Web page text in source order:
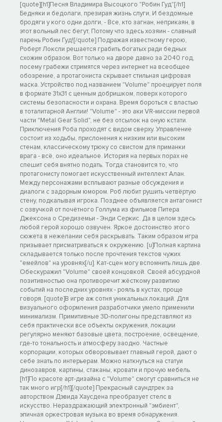
[quote][h1]Песня Владимира Высоцкого "Робин Гуд"[/h1]
Бедняки и бедолаги, презирая жизнь слуги, И бездомные
бродяги у кого одни долги, - Все, кто загнан, неприкаян, в
этот вольный лес бегут, Потому что здесь хозяин - славный
парень Робин Гуд![/quote] Подражая известному герою,
Роберт Локсли решается грабить богатых ради бедных
схожим образом. Вот только на дворе давно за 2040 год,
посему грабежи стримятся через интернет на всеобщее
обозрение, а протагониста скрывает стильная цифровая
маска. Устройство под названием "Volume" проецирует поля
в формате 31x31 с ценным добришком, поверх которого
системы безопасности и охрана. Время бороться с властью
в тоталитарной Англии! "Volume" - это аки VR-миссии первой
части "Metal Gear Solid", не без отсылок на оную кстати.
Приключения Роба проходят с видом сверху. Управление
состоит из ходьбы, прислонения к низким или высоким
стенам, классическому трюку со свистом для приманки
врага - всё, оно идеальное. История на первых порах не
спешит себя внятно подать. Тогда становится то, что
протагонисту помогает искусственный интеллект Алан.
Между персонажами всплывают разные обсуждения и
диалоги с задорным юмором. Роб любит рушить четвёртую
стену, подкалывая игрока. Позднее объявляется антагонист
с озвучкой от почётного Голлума из фильмов Питера
Джексона о Средиземьи - Энди Серкис. Да в целом здесь
любой герой хорошо озвучен. Яркое достоинство этого
сюжета в нежелании себя раскрывать. Таким образом игра
призывает присматриваться к окружению. [u]Полная картина
складывается только после прочтения текстов чужих
"емейлов" на уровнях[/u]. Кат-сцен могу вспомнить лишь две.
Обескуражил "Volume" своей концовкой. Своей абсурдной
позитивностью она противоречит жёсткому развитию
событий на последних уровнях - рояль в кустах, проще
говоря. [quote]В игре аж сотня уникальных локаций. Для
визуального оформления разработчики умело применили
минимализм. Примитивные 3D-полигоны представляют из
себя практически все объекты окружения, локации
регулярно меняют базовые цвета, построение, освещение,
где-то тональность и атмосферу заодно. Частные
корпорации, которых обворовывает главный герой, дают о
себе знать по интерьерам. Можно наткнуться на статуи
динозавров, картины, стаканы, кровати и прочую мебель.
[h1]По красоте арт-дизайна с "Volume" смогут сравниться не
так много игр[/h1][/quote] Прекрасный саундтрек за
авторством Дэвида Хаусдена преобразует стелс в
искусство. Нераздражающий электронный "эмбиент",
эпичная оркестровая музыка во время обнаружения.